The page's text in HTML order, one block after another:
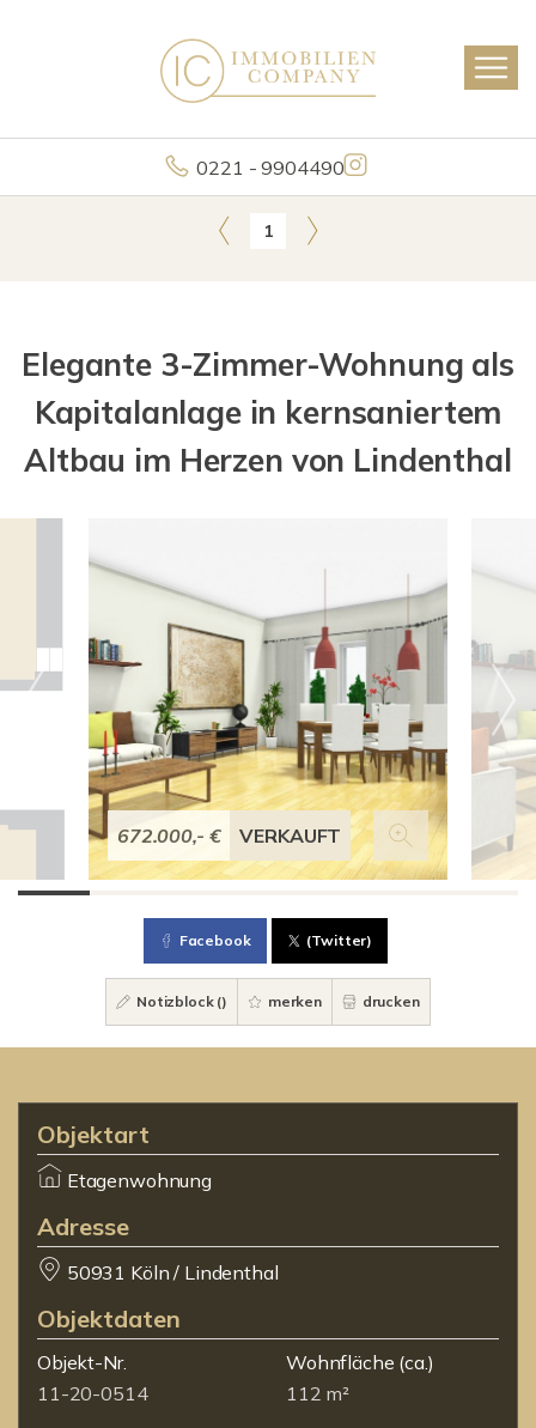
0221 - 9904490
1
Elegante 3-Zimmer-Wohnung als
Kapitalanlage in kernsaniertem
Altbau im Herzen von Lindenthal
672.000,- € VERKAUFT
Facebook (Twitter)
Notizblock () merken drucken
Objektart
Etagenwohnung
Adresse
50931 Köln / Lindenthal
Objektdaten
Objekt-Nr.
11-20-0514
Wohnfläche (ca.)
112 m²